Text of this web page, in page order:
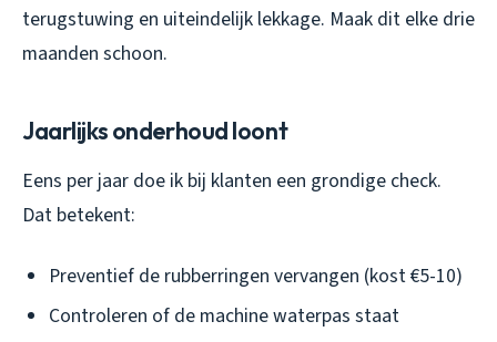
terugstuwing en uiteindelijk lekkage. Maak dit elke drie
maanden schoon.
Jaarlijks onderhoud loont
Eens per jaar doe ik bij klanten een grondige check.
Dat betekent:
Preventief de rubberringen vervangen (kost €5-10)
Controleren of de machine waterpas staat